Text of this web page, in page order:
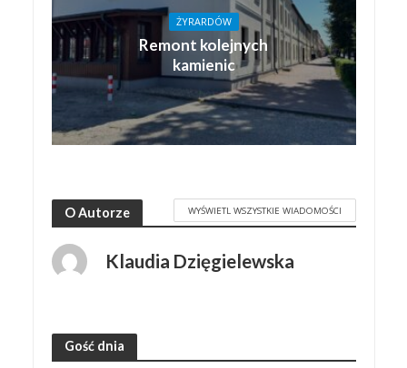
ŻYRARDÓW
Remont kolejnych
kamienic
O Autorze WYŚWIETL WSZYSTKIE WIADOMOŚCI
Klaudia Dzięgielewska
Gość dnia